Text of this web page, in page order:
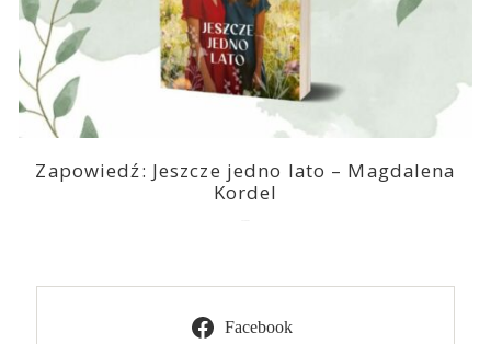
Zapowiedź: Jeszcze jedno lato – Magdalena
Kordel
Facebook